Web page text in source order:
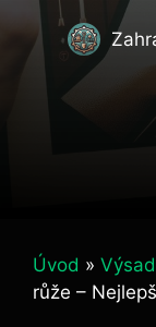
Úvod »
růže –